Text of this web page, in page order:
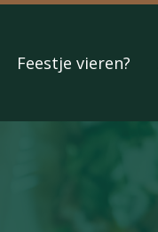
Feestje vieren?